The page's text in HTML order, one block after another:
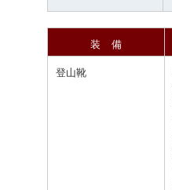
装 備
登山靴